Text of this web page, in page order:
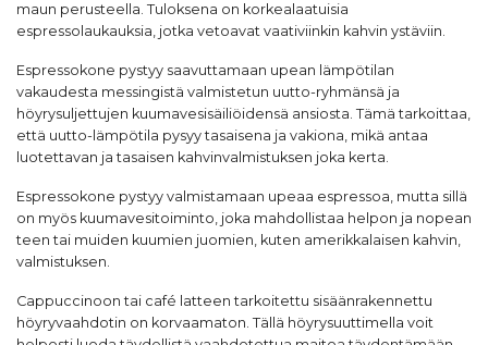
maun perusteella. Tuloksena on korkealaatuisia
espressolaukauksia, jotka vetoavat vaativiinkin kahvin ystäviin.
Espressokone pystyy saavuttamaan upean lämpötilan
vakaudesta messingistä valmistetun uutto-ryhmänsä ja
höyrysuljettujen kuumavesisäiliöidensä ansiosta. Tämä tarkoittaa,
että uutto-lämpötila pysyy tasaisena ja vakiona, mikä antaa
luotettavan ja tasaisen kahvinvalmistuksen joka kerta.
Espressokone pystyy valmistamaan upeaa espressoa, mutta sillä
on myös kuumavesitoiminto, joka mahdollistaa helpon ja nopean
teen tai muiden kuumien juomien, kuten amerikkalaisen kahvin,
valmistuksen.
Cappuccinoon tai café latteen tarkoitettu sisäänrakennettu
höyryvaahdotin on korvaamaton. Tällä höyrysuuttimella voit